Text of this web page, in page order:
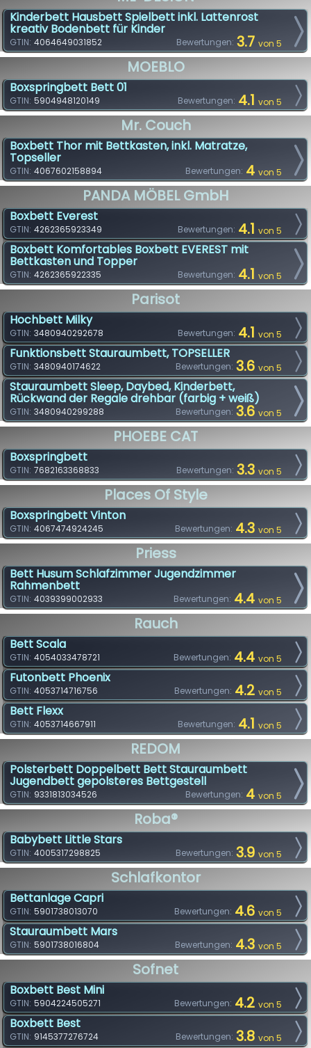
Kinderbett Hausbett Spielbett inkl. Lattenrost
kreativ Bodenbett für Kinder
Bewertungen: 3.7 von 5
GTIN: 4064649031852
MOEBLO
Boxspringbett Bett 01
Bewertungen: 4.1 von 5
GTIN: 5904948120149
Mr. Couch
Boxbett Thor mit Bettkasten, inkl. Matratze,
Topseller
Bewertungen: 4 von 5
GTIN: 4067602158894
PANDA MÖBEL GmbH
Boxbett Everest
Bewertungen: 4.1 von 5
GTIN: 4262365923349
Boxbett Komfortables Boxbett EVEREST mit
Bettkasten und Topper
Bewertungen: 4.1 von 5
GTIN: 4262365922335
Parisot
Hochbett Milky
Bewertungen: 4.1 von 5
GTIN: 3480940292678
Funktionsbett Stauraumbett, TOPSELLER
Bewertungen: 3.6 von 5
GTIN: 3480940174622
Stauraumbett Sleep, Daybed, Kinderbett,
Rückwand der Regale drehbar (farbig + weiß)
Bewertungen: 3.6 von 5
GTIN: 3480940299288
PHOEBE CAT
Boxspringbett
Bewertungen: 3.3 von 5
GTIN: 7682163368833
Places Of Style
Boxspringbett Vinton
Bewertungen: 4.3 von 5
GTIN: 4067474924245
Priess
Bett Husum Schlafzimmer Jugendzimmer
Rahmenbett
Bewertungen: 4.4 von 5
GTIN: 4039399002933
Rauch
Bett Scala
Bewertungen: 4.4 von 5
GTIN: 4054033478721
Futonbett Phoenix
Bewertungen: 4.2 von 5
GTIN: 4053714716756
Bett Flexx
Bewertungen: 4.1 von 5
GTIN: 4053714667911
REDOM
Polsterbett Doppelbett Bett Stauraumbett
Jugendbett gepolsteres Bettgestell
Bewertungen: 4 von 5
GTIN: 9331813034526
Roba®
Babybett Little Stars
Bewertungen: 3.9 von 5
GTIN: 4005317298825
Schlafkontor
Bettanlage Capri
Bewertungen: 4.6 von 5
GTIN: 5901738013070
Stauraumbett Mars
Bewertungen: 4.3 von 5
GTIN: 5901738016804
Sofnet
Boxbett Best Mini
Bewertungen: 4.2 von 5
GTIN: 5904224505271
Boxbett Best
Bewertungen: 3.8 von 5
GTIN: 9145377276724